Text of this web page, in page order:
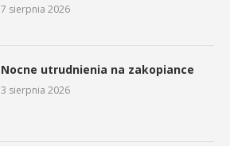
7 sierpnia 2026
Nocne utrudnienia na zakopiance
3 sierpnia 2026